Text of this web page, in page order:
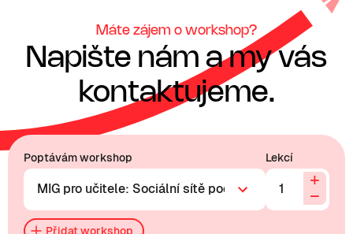
Máte zájem o workshop?
Napište nám a my vás
kontaktujeme.
Poptávám workshop Lekcí
+
−
Přidat workshop